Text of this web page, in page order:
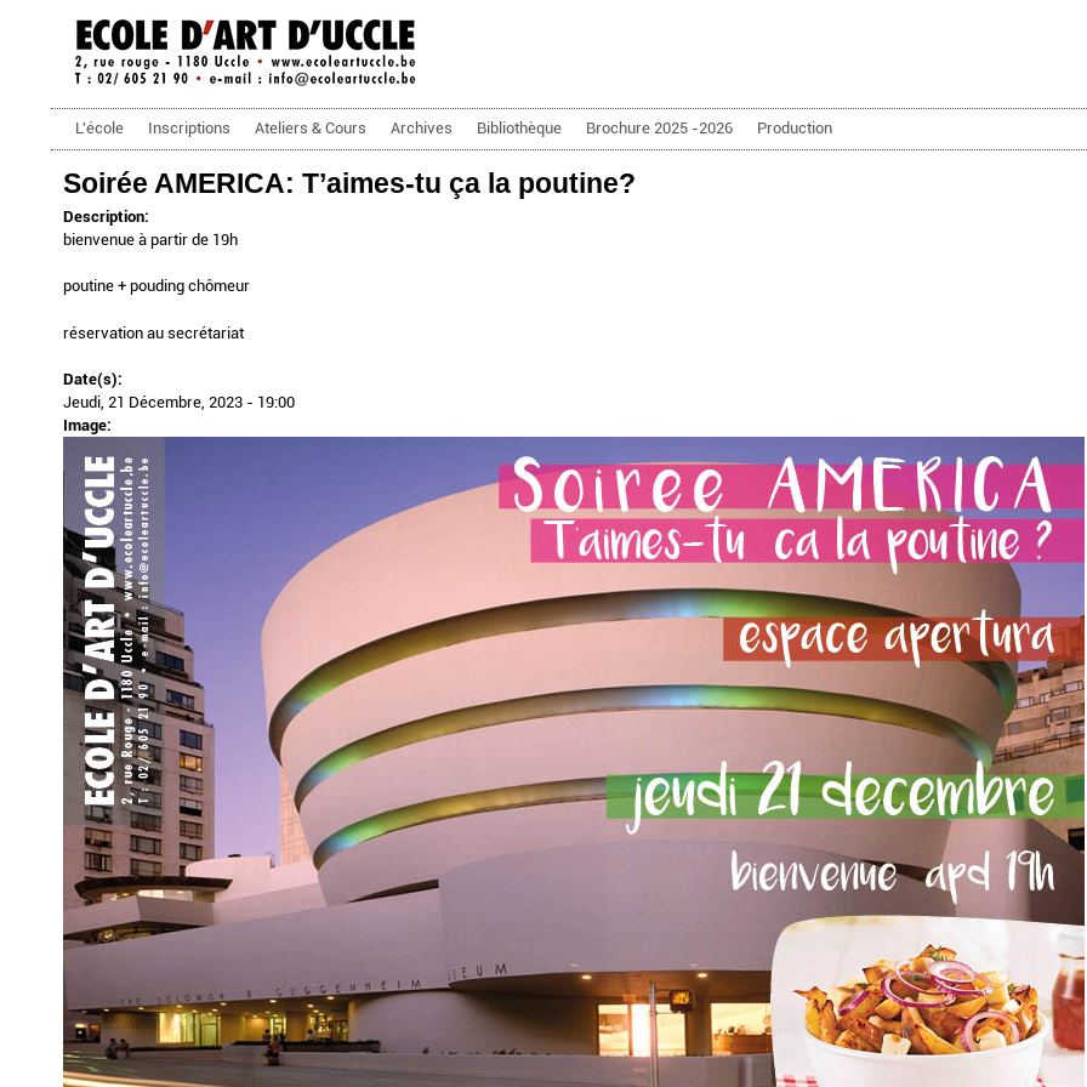
ecoleartuccle.be
Menu principal
L'école Inscriptions Ateliers & Cours Archives Bibliothèque Brochure 2025 -2026 Production
Soirée AMERICA: T’aimes-tu ça la poutine?
Description:
bienvenue à partir de 19h
poutine + pouding chômeur
réservation au secrétariat
Date(s):
Jeudi, 21 Décembre, 2023 - 19:00
Image: